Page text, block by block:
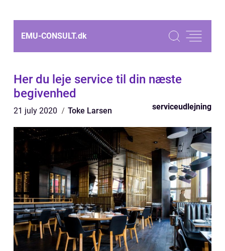
EMU-CONSULT.dk
Her du leje service til din næste
begivenhed
21 july 2020 Toke Larsen serviceudlejning